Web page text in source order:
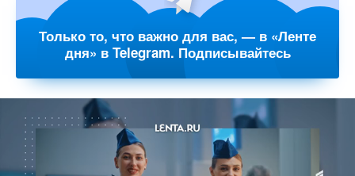
Только то, что важно для вас, — в «Ленте
дня» в Telegram. Подписывайтесь